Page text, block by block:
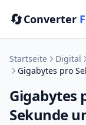
🔄Converter
Startseite Digital
Gigabytes pro
Gigabytes
Sekunde